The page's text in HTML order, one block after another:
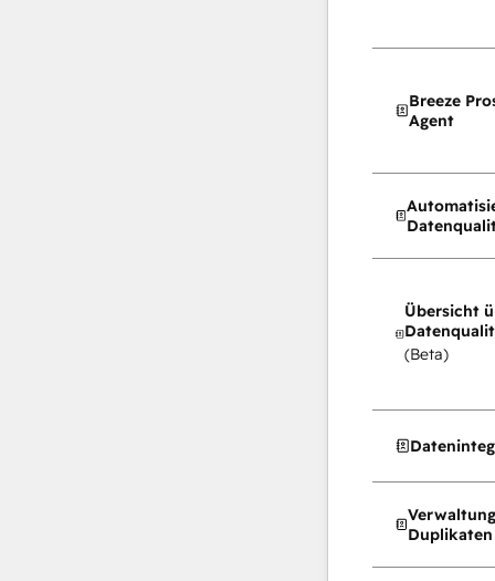
Breeze
Agent
Übersicht
(Beta)
Duplikaten